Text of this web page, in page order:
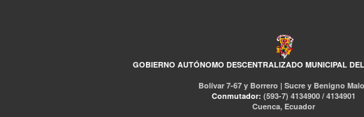
GOBIERNO AUTÓNOMO DESCENTRALIZADO MUNICIPAL
Bolívar 7-67 y Borrero | Sucre y Benigno
Conmutador: (593-7) 4134900 / 4134901
Cuenca, Ecuador